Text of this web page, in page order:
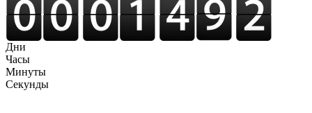
Дни
Часы
Минуты
Секунды